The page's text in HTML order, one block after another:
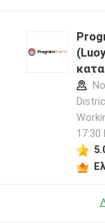
17:30